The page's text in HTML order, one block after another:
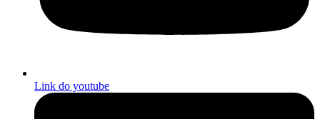
Link do youtube